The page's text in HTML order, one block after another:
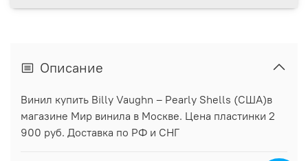
Описание
Винил купить Billy Vaughn ‎– Pearly Shells (США)в
магазине Мир винила в Москве. Цена пластинки 2
900 руб. Доставка по РФ и СНГ